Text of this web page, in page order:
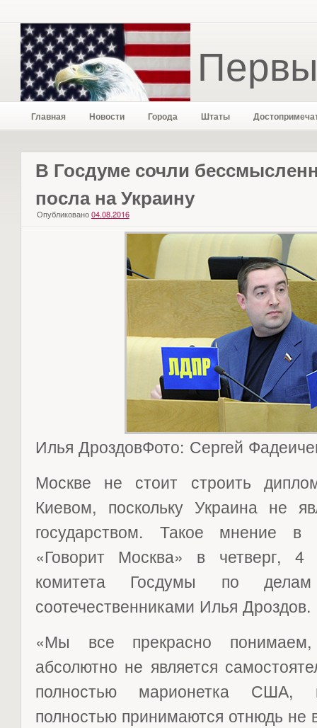
Главная Новости Города Штаты
В Госдуме сочли
посла на Украину
Опубликовано 04.08.2016
Илья ДроздовФото: Сергей
Москве не стоит строить
Киевом, поскольку Украина не
государством. Такое мнение в
«Говорит Москва» в четверг, 4
комитета Госдумы по
соотечественниками Илья Дроздов.
«Мы все прекрасно
абсолютно не является
полностью марионетка США,
полностью принимаются отнюдь